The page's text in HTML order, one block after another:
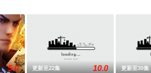
5.0 更新至22集 10.0 更新至30集